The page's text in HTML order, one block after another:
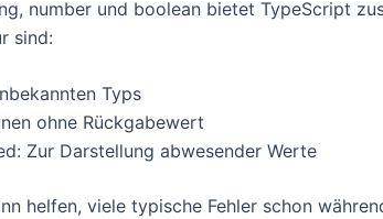
number und boolean bietet TypeScript
sind:
Typs
ohne Rückgabewert
Zur Darstellung abwesender Werte
helfen, viele typische Fehler schon